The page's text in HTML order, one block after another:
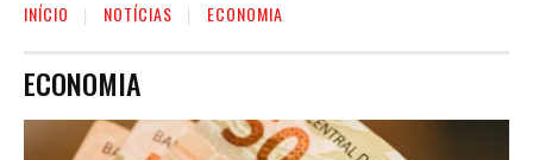
INÍCIO NOTÍCIAS ECONOMIA
ECONOMIA